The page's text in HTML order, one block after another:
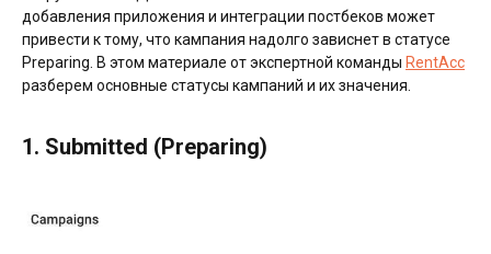
добавления приложения и интеграции постбеков может
привести к тому, что кампания надолго зависнет в статусе
Preparing. В этом материале от экспертной команды RentAcc
разберем основные статусы кампаний и их значения.
1. Submitted (Preparing)